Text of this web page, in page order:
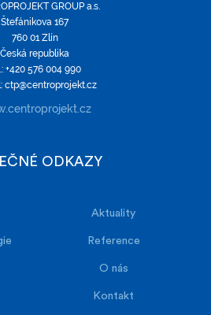
GROUP a.s.
Štefánikova 167
760 01 Zlín
Česká republika
+420 576 004 990
ctp@centroprojekt.cz
ODKAZY
Aktuality
Reference
O nás
Kontakt